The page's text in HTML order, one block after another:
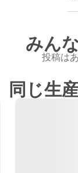
みん
投稿は
同じ生